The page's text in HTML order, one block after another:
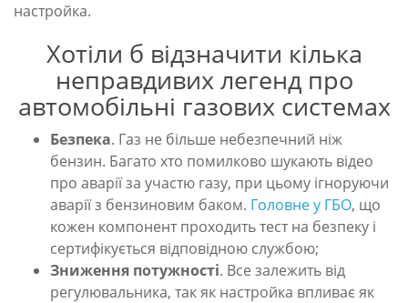
настройка.
Хотіли б відзначити кілька
неправдивих легенд про
автомобільні газових системах
Безпека. Газ не більше небезпечний ніж
бензин. Багато хто помилково шукають відео
про аварії за участю газу, при цьому ігноруючи
аварії з бензиновим баком. Головне у ГБО, що
кожен компонент проходить тест на безпеку і
сертифікується відповідною службою;
Зниження потужності. Все залежить від
регулювальника, так як настройка впливає як